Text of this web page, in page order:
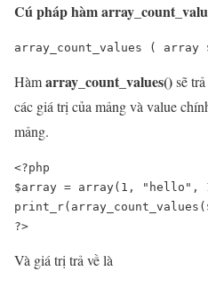
Cú pháp hàm
array_count_values (
Hàmarray_count_values()sẽ
các giá trị của mảng và value
mảng.
<?php
$array = array(1,
?>
Và giá trị trả về là